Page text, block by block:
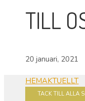
TILL
20 januari, 2021
HEMAKTUELLT
TACK TILL ALLA